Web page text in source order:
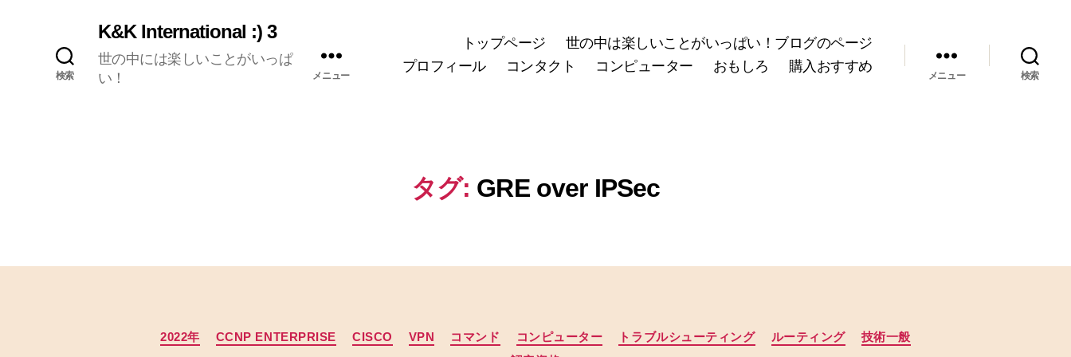
検索
K&K International :) 3
世の中には楽しいことがいっぱ
い！
メニュー
トップページ
世の中は楽しいことがいっぱい！ブログのページ
プロフィール
コンタクト コンピューター おもしろ 購入おすすめ
メニュー 検索
タグ: GRE over IPSec
カ
テ
2022年 CCNP ENTERPRISE CISCO VPN コマンド コンピューター トラブルシューティング ルーティング
技術一般